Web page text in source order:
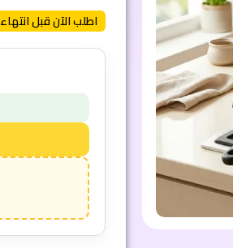
اطلب الآن قبل انتهاء